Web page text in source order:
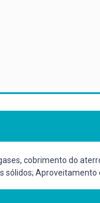
cobrimento do